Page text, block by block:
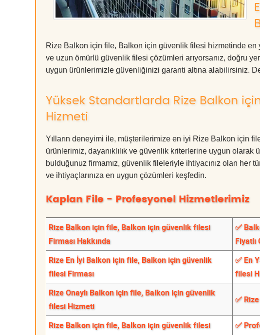
Rize Balkon için file, Balkon için güvenlik filesi hizmetinde en
ve uzun ömürlü güvenlik filesi çözümleri arıyorsanız, doğru
uygun ürünlerimizle güvenliğinizi garanti altına alabilirsiniz.
Yüksek Standartlarda Rize Balkon
Hizmeti
Yılların deneyimi ile, müşterilerimize en iyi Rize Balkon için
ürünlerimiz, dayanıklılık ve güvenlik kriterlerine uygun
bulduğunuz firmamız, güvenlik fileleriyle ihtiyacınız olan her
ve ihtiyaçlarınıza en uygun çözümleri keşfedin.
Kaplan File - Profesyonel Hizmetlerimiz
Rize Balkon için file, Balkon için güvenlik filesi
Firması Hakkında
✅
Fiyatlı
Rize En İyi Balkon için file, Balkon için güvenlik
filesi Firması
✅ En
filesi
Rize Onaylı Balkon için file, Balkon için güvenlik
filesi Hizmeti
✅
Rize Balkon için file, Balkon için güvenlik filesi
✅